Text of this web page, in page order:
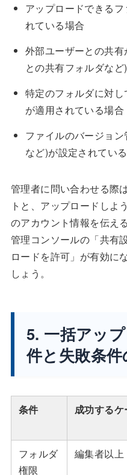
アップロードできる
れている場合
外部ユーザーとの共
との共有フォルダなど)
特定のフォルダに対
が適用されている場合
ファイルのバージョ
など)が設定されてい
管理者に問い合わせる際
トと、アップロードしよ
のアカウント情報を伝え
管理コンソールの「共有
ロードを許可」が有効に
しょう。
5. 一括アッ
件と失敗条
条件 成功するケ
フォルダ
権限
編集者以上